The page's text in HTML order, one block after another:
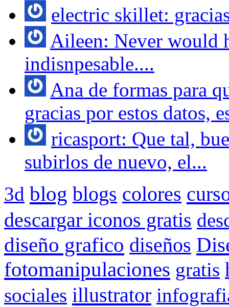
electric skillet:
Aileen: Never would
indisnpesable....
Ana de formas para
gracias por estos datos,
ricasport: Que tal,
subirlos de nuevo, el...
3d blog blogs colores
descargar iconos gratis
diseño grafico diseños
fotomanipulaciones gratis
sociales illustrator